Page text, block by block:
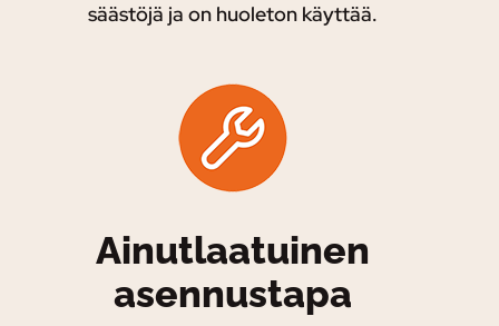
säästöjä ja on huoleton käyttää.
Ainutlaatuinen
asennustapa